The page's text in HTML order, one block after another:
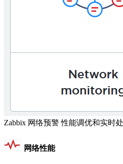
Zabbix 网络预警性能调优和实时
网络性能